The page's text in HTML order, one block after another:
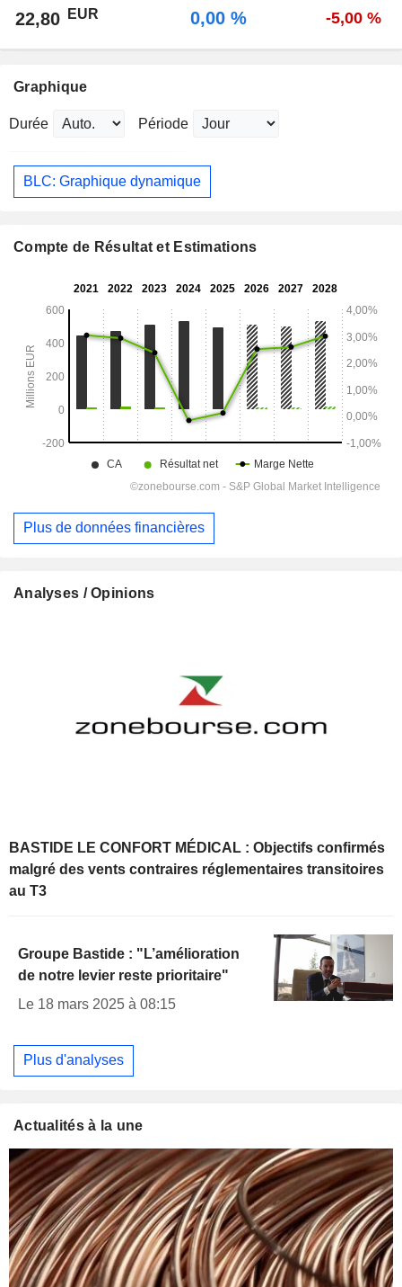
22,80 EUR 0,00 % -5,00 %
Graphique
Durée Période
BLC: Graphique dynamique
Compte de Résultat et Estimations
Plus de données financières
Analyses / Opinions
BASTIDE LE CONFORT MÉDICAL : Objectifs confirmés
malgré des vents contraires réglementaires transitoires
au T3
Groupe Bastide : "L’amélioration
de notre levier reste prioritaire"
Le 18 mars 2025 à 08:15
Plus d'analyses
Actualités à la une